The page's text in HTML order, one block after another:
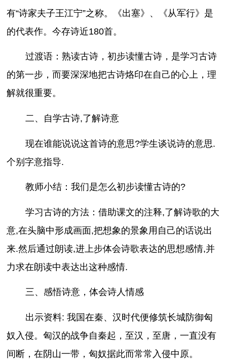
有“诗家夫子王江宁”之称。《出塞》、《从军行》是
的代表作。今存诗近180首。
过渡语：熟读古诗，初步读懂古诗，是学习古诗
的第一步，而要深深地把古诗烙印在自己的心上，理
解就很重要。
二、自学古诗,了解诗意
现在谁能说说这首诗的意思?学生谈说诗的意思.
个别字意指导.
教师小结：我们是怎么初步读懂古诗的?
学习古诗的方法：借助课文的注释,了解诗歌的大
意,在头脑中形成画面,把想象的景象用自己的话说出
来.然后通过朗读,进上步体会诗歌表达的思想感情,并
力求在朗读中表达出这种感情.
三、感悟诗意，体会诗人情感
出示资料: 我国在秦、汉时代便修筑长城防御匈
奴入侵。匈汉的战争自秦起，至汉，至唐，一直没有
间断，在阴山一带，匈奴据此而常常入侵中原。